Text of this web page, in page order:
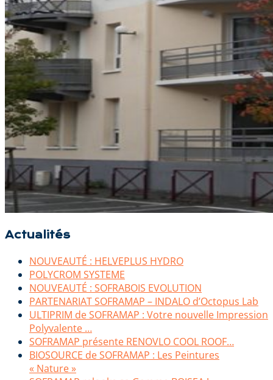
Actualités
NOUVEAUTÉ : HELVEPLUS HYDRO
POLYCROM SYSTEME
NOUVEAUTÉ : SOFRABOIS EVOLUTION
PARTENARIAT SOFRAMAP – INDALO d’Octopus Lab
ULTIPRIM de SOFRAMAP : Votre nouvelle Impression
Polyvalente …
SOFRAMAP présente RENOVLO COOL ROOF…
BIOSOURCE de SOFRAMAP : Les Peintures
« Nature »